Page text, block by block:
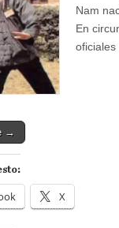
Nam
En
→
X